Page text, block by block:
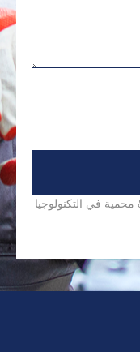
في التكنولوجيا